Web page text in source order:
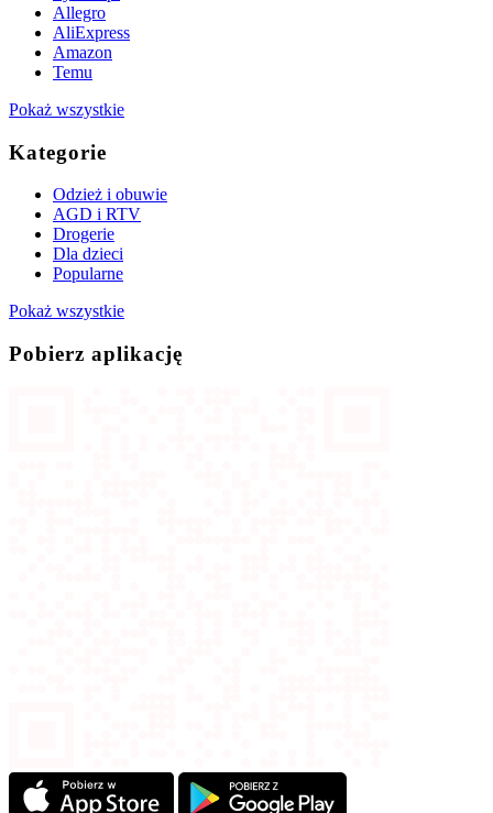
Allegro
AliExpress
Amazon
Temu
Pokaż wszystkie
Kategorie
Odzież i obuwie
AGD i RTV
Drogerie
Dla dzieci
Popularne
Pokaż wszystkie
Pobierz aplikację